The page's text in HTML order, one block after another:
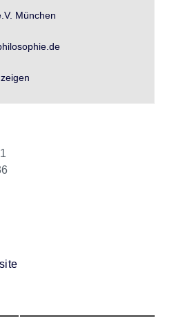
München